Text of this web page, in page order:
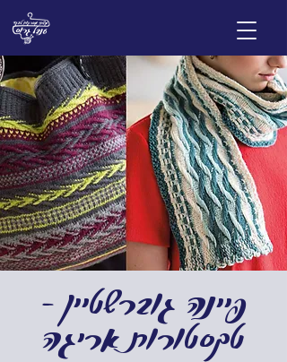
פיינה גוברשטיין -
טקסטורות אריגה